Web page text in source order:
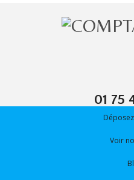
01 75
Voir